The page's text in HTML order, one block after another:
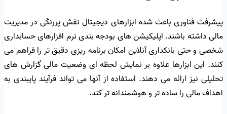
پیشرفت فناوری باعث شده ابزارهای دیجیتال نقش پررنگی در مدیریت
مالی داشته باشند. اپلیکیشن های بودجه بندی نرم افزارهای حسابداری
شخصی و حتی بانکداری آنلاین امکان برنامه ریزی دقیق تر را فراهم می
کنند. این ابزارها علاوه بر نمایش لحظه ای وضعیت مالی گزارش های
تحلیلی نیز ارائه می دهند. استفاده از آنها می تواند فرآیند پایبندی به
اهداف مالی را ساده تر و هوشمندانه تر کند.